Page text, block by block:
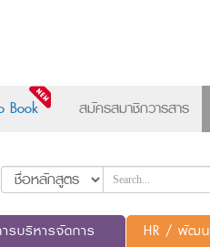
Book สมัครสมาชิกวารสาร
รบริหารจัดการ HR / พัฒน